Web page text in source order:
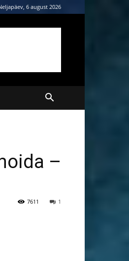
6 august 2026
–
1
7611